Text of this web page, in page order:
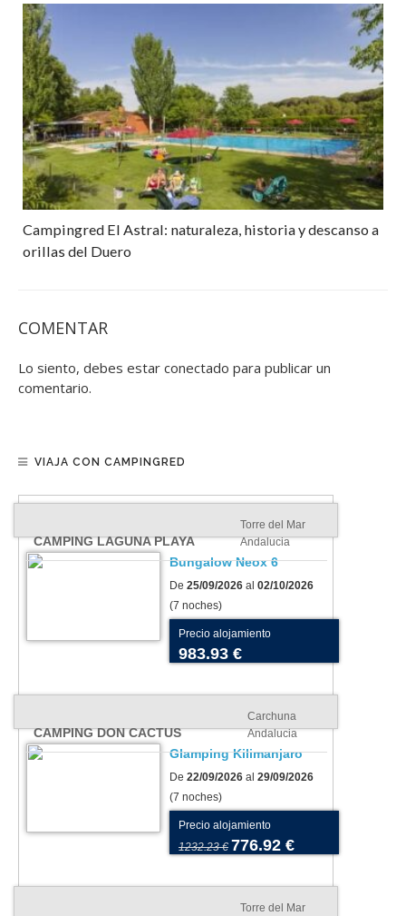
Campingred El Astral: naturaleza, historia y descanso a
orillas del Duero
COMENTAR
Lo siento, debes estar conectado para publicar un
comentario.
VIAJA CON CAMPINGRED
CAMPING LAGUNA PLAYA
Torre del Mar
Andalucia
Bungalow Neox 6
De 25/09/2026 al 02/10/2026
(7 noches)
Precio alojamiento
983.93 €
CAMPING DON CACTUS
Carchuna
Andalucia
Glamping Kilimanjaro
De 22/09/2026 al 29/09/2026
(7 noches)
Precio alojamiento
1232.23 € 776.92 €
Torre del Mar